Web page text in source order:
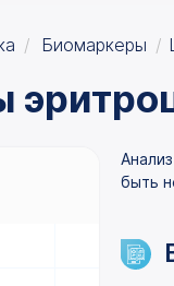
Биомаркеры
быть